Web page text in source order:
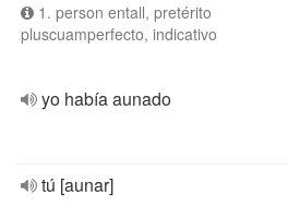
1. person entall, pretérito
pluscuamperfecto, indicativo
yo había aunado
tú [aunar]